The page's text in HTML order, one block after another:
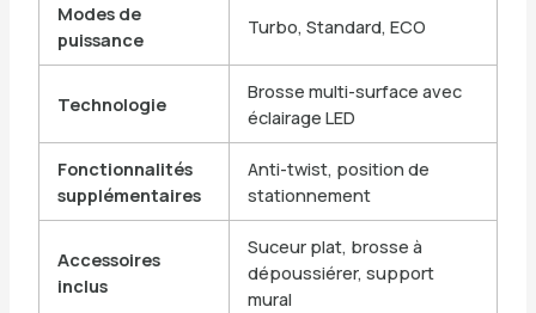
Modes de
puissance
Turbo, Standard, ECO
Technologie
Brosse multi-surface avec
éclairage LED
Fonctionnalités
supplémentaires
Anti-twist, position de
stationnement
Accessoires
inclus
Suceur plat, brosse à
dépoussiérer, support
mural